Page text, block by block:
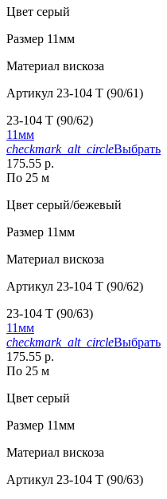
Цвет серый
Размер 11мм
Материал вискоза
Артикул 23-104 T (90/61)
23-104 T (90/62)
11мм
checkmark_alt_circleВыбрать
175.55 р.
По 25 м
Цвет серый/бежевый
Размер 11мм
Материал вискоза
Артикул 23-104 T (90/62)
23-104 T (90/63)
11мм
checkmark_alt_circleВыбрать
175.55 р.
По 25 м
Цвет серый
Размер 11мм
Материал вискоза
Артикул 23-104 T (90/63)